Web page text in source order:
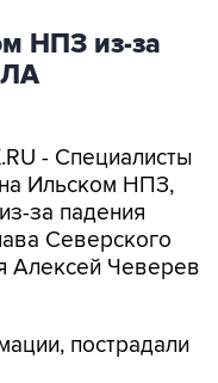
НПЗ из-за
- Специалисты
Ильском НПЗ,
за падения
Северского
Алексей Чеверев
пострадали